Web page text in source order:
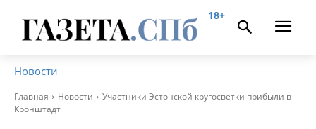
18+
Новости
Главная Новости
Участники Эстонской кругосветки прибыли в
Кронштадт